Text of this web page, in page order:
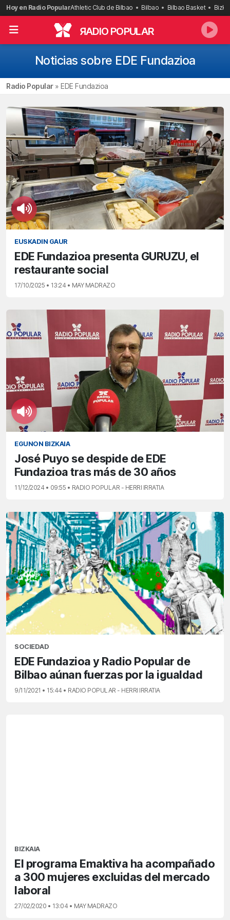
Saltar
al
contenido
Hoy en Radio PopularAthletic Club de Bilbao Bilbao Bilbao Basket
RADIO POPULAR
Noticias sobre EDE Fundazioa
Radio Popular» EDE Fundazioa
EUSKADIN GAUR
EDE Fundazioa presenta GURUZU, el
restaurante social
17/10/2025 • 13:24 • MAY MADRAZO
EGUNON BIZKAIA
José Puyo se despide de EDE
Fundazioa tras más de 30 años
11/12/2024 • 09:55 • RADIO POPULAR - HERRI IRRATIA
SOCIEDAD
EDE Fundazioa y Radio Popular de
Bilbao aúnan fuerzas por la igualdad
9/11/2021 • 15:44 • RADIO POPULAR - HERRI IRRATIA
BIZKAIA
El programa Emaktiva ha acompañado
a 300 mujeres excluidas del mercado
laboral
27/02/2020 • 13:04 • MAY MADRAZO